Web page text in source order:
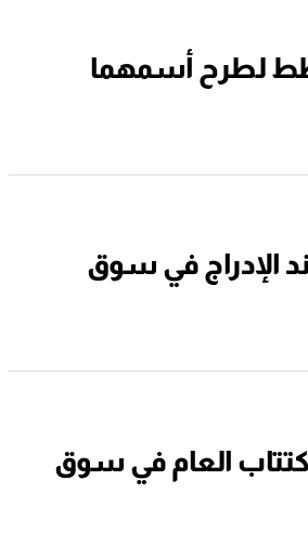
لطرح أسمهما
الإدراج في سوق
العام في سوق